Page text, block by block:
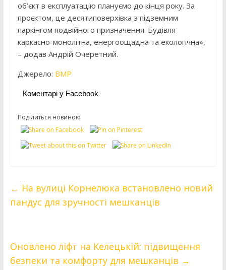
об’єкт в експлуатацію плануємо до кінця року. За
проєктом, це десятиповерхівка з підземним
паркінгом подвійного призначення. Будівля
каркасно-монолітна, енергоощадна та екологічна»,
– додав Андрій Очеретний.
Джерело: ВМР
Коментарі у Facebook
Поділиться новиною
← На вулиці Корнелюка встановлено новий
пандус для зручності мешканців
Оновлено ліфт на Келецькій: підвищення
безпеки та комфорту для мешканців →